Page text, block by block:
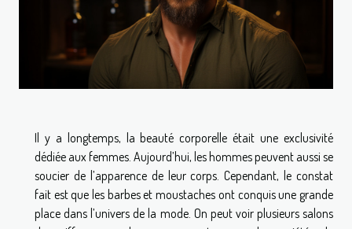
Il y a longtemps, la beauté corporelle était une exclusivité
dédiée aux femmes. Aujourd’hui, les hommes peuvent aussi se
soucier de l’apparence de leur corps. Cependant, le constat
fait est que les barbes et moustaches ont conquis une grande
place dans l’univers de la mode. On peut voir plusieurs salons